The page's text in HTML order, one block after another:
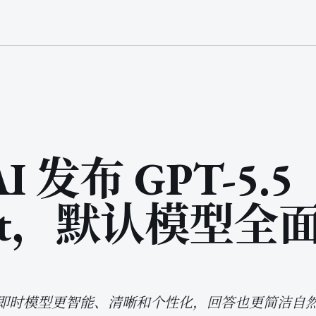
发布 GPT-5.5
默认模型全
时模型更智能、清晰和个性化，回答也更简洁自